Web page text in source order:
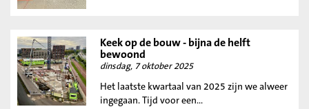
Keek op de bouw - bijna de helft
bewoond
dinsdag, 7 oktober 2025
Het laatste kwartaal van 2025 zijn we alweer
ingegaan. Tijd voor een...